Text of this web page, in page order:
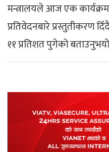
मन्त्रालयलेआज एक
प्रतिवेदनबारे प्रस्तुतीकरण
११प्रतिशत पुगेको